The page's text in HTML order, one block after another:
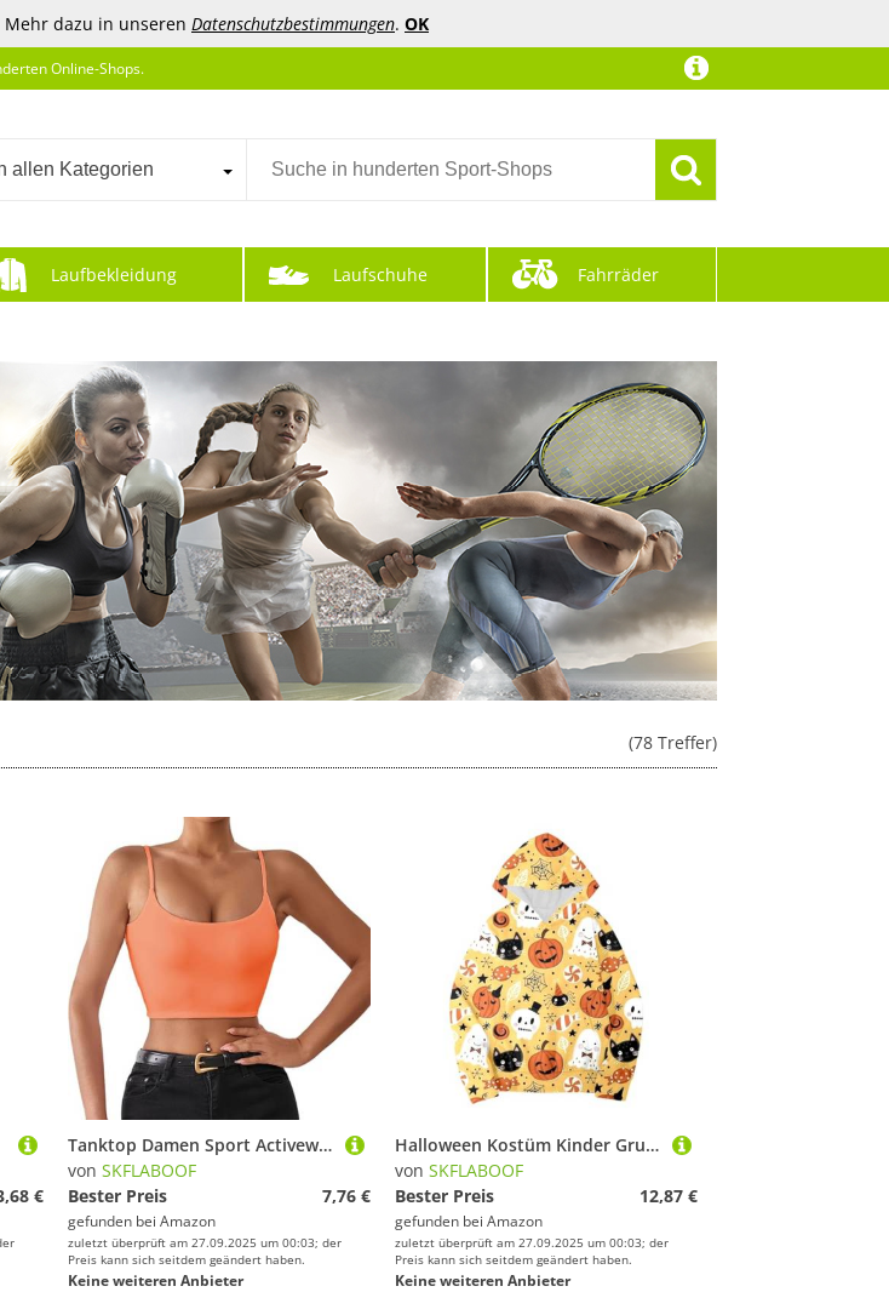
Mehr dazu in unseren Datenschutzbestimmungen. OK
Online-Shops.
allen Kategorien
Laufbekleidung Laufschuhe Fahrräder
(78 Treffer)
€
Tanktop Damen Sport Activewear-Shirts & Blusen Für Tops Fashion Fitness Tshirt Gym Crop Tank Top Trägertop Sommer Eng Orange, M
von SKFLABOOF
Bester Preis
7,76 €
gefunden bei Amazon
zuletzt überprüft am 27.09.2025 um 00:03; der
Preis kann sich seitdem geändert haben.
Keine weiteren Anbieter
Halloween Kostüm Kinder Gruselig - Geister & Kürbis Mädchen Pullover Langarmshirt Langarm Streetwear Langarmshirts Oversize Horror Tops ohne Kapuze Sweatshirt Orange, 150
von SKFLABOOF
Bester Preis
12,87 €
gefunden bei Amazon
zuletzt überprüft am 27.09.2025 um 00:03; der
Preis kann sich seitdem geändert haben.
Keine weiteren Anbieter